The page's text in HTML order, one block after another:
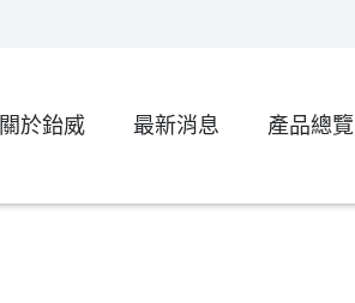
關於鈶威 最新消息 產品總覽